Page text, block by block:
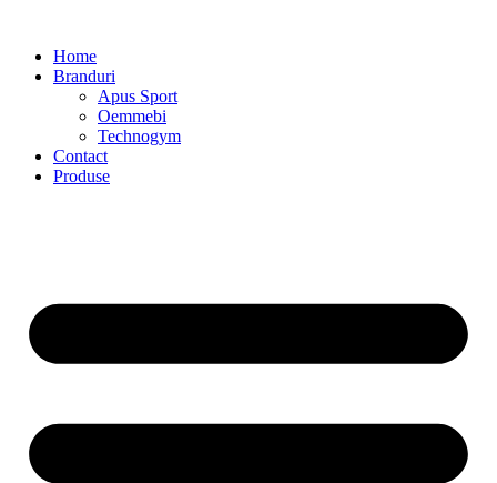
Home
Branduri
Apus Sport
Oemmebi
Technogym
Contact
Produse